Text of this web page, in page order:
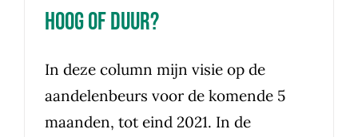
Hoog of duur?
In deze column mijn visie op de
aandelenbeurs voor de komende 5
maanden, tot eind 2021. In de